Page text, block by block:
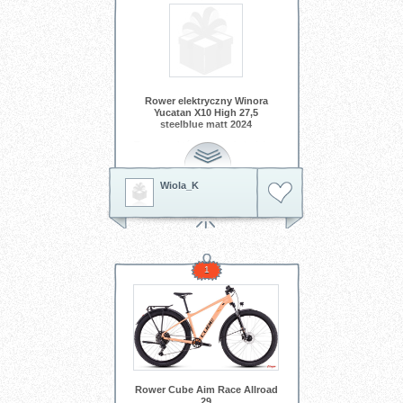
Rower elektryczny Winora
Yucatan X10 High 27,5
steelblue matt 2024
To rower, który zamienia każdą
trasę w przygodę i sprawia, że
jazda staje się przyjemnością od
pierwszego obrotu pedałów
Tagi:
prezent
Winora Yucatan
e-bike aktywny wypoczynek
elektryczny rower
rower turystyczny
z wspomaganiem
Wiola_K
1
Rower Cube Aim Race Allroad